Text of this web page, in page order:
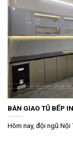
BÀN GIAO TỦ BẾP
Hôm nay, đội ngũ